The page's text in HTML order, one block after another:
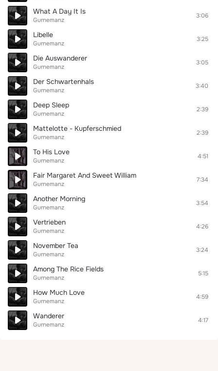
What A Day It Is
Gurnemanz
3:06
Libelle
Gurnemanz
3:25
Die Auswanderer
Gurnemanz
3:05
Der Schwartenhals
Gurnemanz
3:40
Deep Sleep
Gurnemanz
2:39
Mattelotte - Kupferschmied
Gurnemanz
2:39
To His Love
Gurnemanz
4:51
Fair Margaret And Sweet William
Gurnemanz
7:34
Another Morning
Gurnemanz
3:54
Vertrieben
Gurnemanz
4:26
November Tea
Gurnemanz
3:24
Among The Rice Fields
Gurnemanz
5:15
How Much Love
Gurnemanz
4:59
Wanderer
Gurnemanz
4:17